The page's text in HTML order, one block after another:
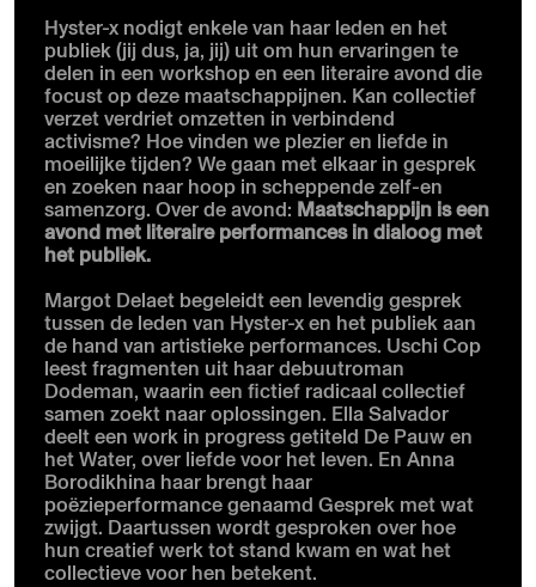
Hyster-x nodigt enkele van haar leden en het
publiek (jij dus, ja, jij) uit om hun ervaringen te
delen in een workshop en een literaire avond die
focust op deze maatschappijnen. Kan collectief
verzet verdriet omzetten in verbindend
activisme? Hoe vinden we plezier en liefde in
moeilijke tijden? We gaan met elkaar in gesprek
en zoeken naar hoop in scheppende zelf-en
samenzorg. Over de avond: Maatschappijn is een
avond met literaire performances in dialoog met
het publiek.
Margot Delaet begeleidt een levendig gesprek
tussen de leden van Hyster-x en het publiek aan
de hand van artistieke performances. Uschi Cop
leest fragmenten uit haar debuutroman
Dodeman, waarin een fictief radicaal collectief
samen zoekt naar oplossingen. Ella Salvador
deelt een work in progress getiteld De Pauw en
het Water, over liefde voor het leven. En Anna
Borodikhina haar brengt haar
poëzieperformance genaamd Gesprek met wat
zwijgt. Daartussen wordt gesproken over hoe
hun creatief werk tot stand kwam en wat het
collectieve voor hen betekent.